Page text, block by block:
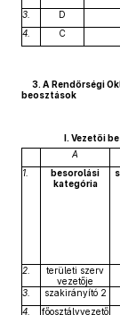
3.
D
4.
C
3. A Rendőrségi
beosztások
I. Vezetői
A
1.
besorolási
kategória
2.
területi szerv
vezetője
3. szakirányító 2
4.
főosztályvezető